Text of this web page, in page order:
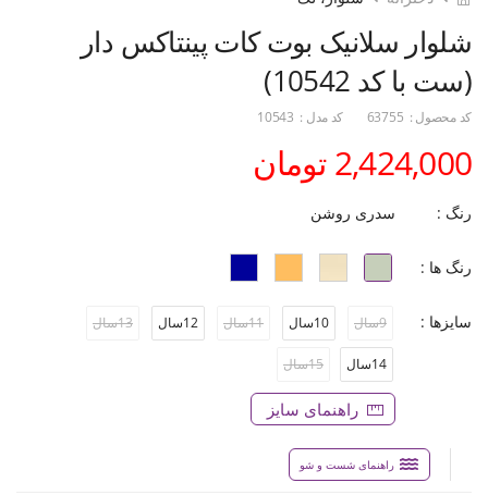
شلوار سلانیک بوت کات پینتاکس دار
(ست با کد 10542)
کد محصول : 63755 کد مدل : 10543
2,424,000 تومان
رنگ : سدری روشن
رنگ ها :
سایزها : 9سال 10سال 11سال 12سال 13سال
14سال 15سال
راهنمای سایز
راهنمای شست و شو